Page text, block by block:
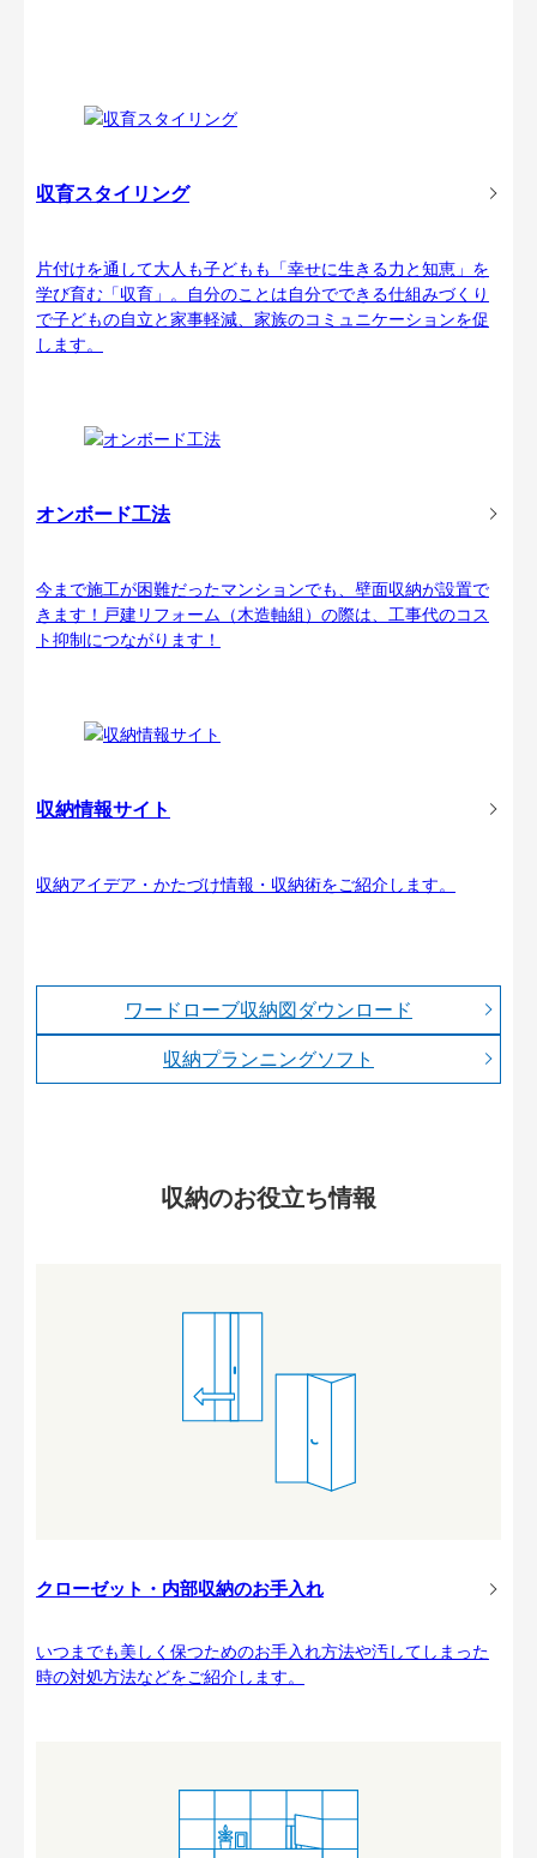
収育スタイリング
片付けを通して大人も子どもも「幸せに生きる力と知恵」を
学び育む「収育」。自分のことは自分でできる仕組みづくり
で子どもの自立と家事軽減、家族のコミュニケーションを促
します。
オンボード工法
今まで施工が困難だったマンションでも、壁面収納が設置で
きます！戸建リフォーム（木造軸組）の際は、工事代のコス
ト抑制につながります！
収納情報サイト
収納アイデア・かたづけ情報・収納術をご紹介します。
ワードローブ収納図ダウンロード
収納プランニングソフト
収納のお役立ち情報
クローゼット・内部収納のお手入れ
いつまでも美しく保つためのお手入れ方法や汚してしまった
時の対処方法などをご紹介します。